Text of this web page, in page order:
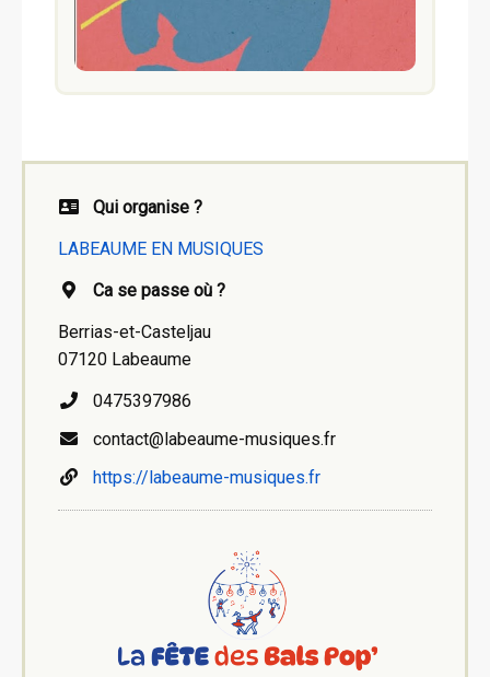
Qui organise ?
LABEAUME EN MUSIQUES
Ca se passe où ?
Berrias-et-Casteljau
07120 Labeaume
0475397986
contact@labeaume-musiques.fr
https://labeaume-musiques.fr